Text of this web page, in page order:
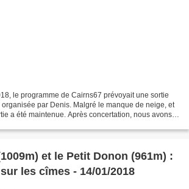
le programme de Cairns67 prévoyait une sortie
par Denis. Malgré le manque de neige, et
a été maintenue. Après concertation, nous avons
et le Petit Donon (961m) :
les cîmes - 14/01/2018